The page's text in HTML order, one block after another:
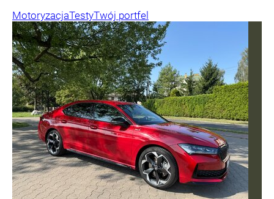
MotoryzacjaTestyTwój portfel